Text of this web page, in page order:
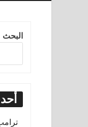
البحث